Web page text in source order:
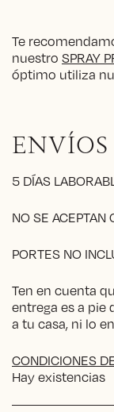
Te
nuestro SPRAY
óptimo utiliza
ENVÍOS
5 DÍAS
NO SE ACEPTAN
PORTES NO
Ten en cuenta
entrega es a pie
a tu casa, ni lo
CONDICIONES
Hay existencias